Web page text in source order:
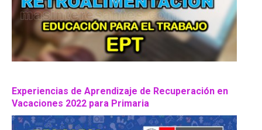
Experiencias de Aprendizaje de Recuperación en
Vacaciones 2022 para Primaria